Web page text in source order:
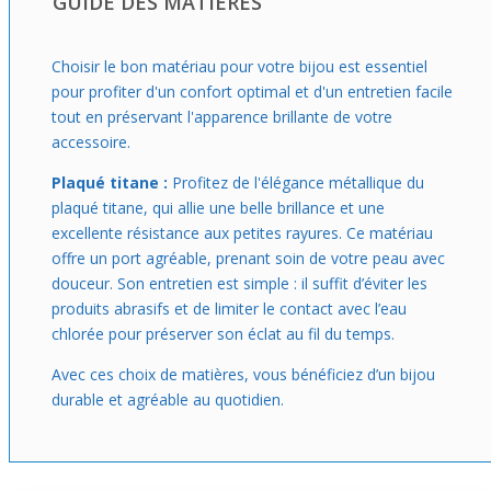
d’exprimer ta personnalité. Idéal pour un premier achat, il
celle qui te correspond le mieux et créer un look
parfaitement adapté à ton quotidien.
Choisir le bon matériau pour votre bijou est essentiel
pour profiter d'un confort optimal et d'un entretien facile
tout en préservant l'apparence brillante de votre
accessoire.
Plaqué titane : Profitez de l'élégance métallique du
plaqué titane, qui allie une belle brillance et une
excellente résistance aux petites rayures. Ce matériau
offre un port agréable, prenant soin de votre peau avec
douceur. Son entretien est simple : il suffit d’éviter les
produits abrasifs et de limiter le contact avec l’eau
chlorée pour préserver son éclat au fil du temps.
Avec ces choix de matières, vous bénéficiez d’un bijou
durable et agréable au quotidien.